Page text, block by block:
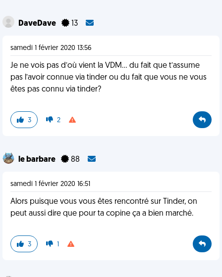
DaveDave 13
samedi 1 février 2020 13:56
Je ne vois pas d’où vient la VDM... du fait que t’assume
pas l’avoir connue via tinder ou du fait que vous ne vous
êtes pas connu via tinder?
3 2
le barbare 88
samedi 1 février 2020 16:51
Alors puisque vous vous êtes rencontré sur Tinder, on
peut aussi dire que pour ta copine ça a bien marché.
3 1